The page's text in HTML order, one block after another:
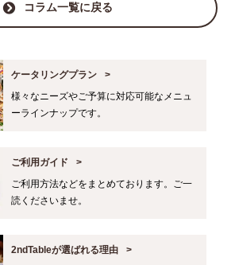
コラム一覧に戻る
ケータリングプラン
様々なニーズやご予算に対応可能なメニュ
ーラインナップです。
ご利用ガイド
ご利用方法などをまとめております。ご一
読くださいませ。
2ndTableが選ばれる理由